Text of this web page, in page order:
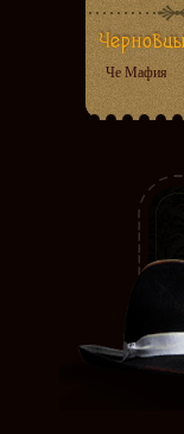
Че Мафия